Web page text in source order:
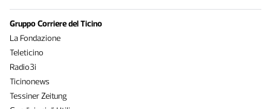
Gruppo Corriere del Ticino
La Fondazione
Teleticino
Radio3i
Ticinonews
Tessiner Zeitung